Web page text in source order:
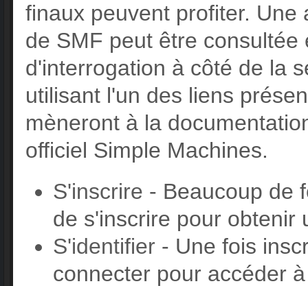
finaux peuvent profiter.
de SMF peut être
d'interrogation à côté de la
utilisant l'un des liens
mèneront à la
officiel Simple Machines.
S'inscrire - Beaucoup de
de s'inscrire pour obtenir
S'identifier - Une fois
connecter pour accéder